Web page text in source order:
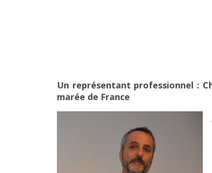
Un représentant professionnel :
marée de France